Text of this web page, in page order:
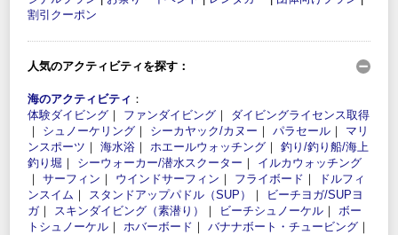
割引クーポン
人気のアクティビティを探す：
海のアクティビティ ：
体験ダイビング ｜ ファンダイビング ｜ ダイビングライセンス取得
｜ シュノーケリング ｜ シーカヤック/カヌー ｜ パラセール ｜ マリ
ンスポーツ ｜ 海水浴 ｜ ホエールウォッチング ｜ 釣り/釣り船/海上
釣り堀 ｜ シーウォーカー/潜水スクーター ｜ イルカウォッチング
｜ サーフィン ｜ ウインドサーフィン ｜ フライボード ｜
ドルフィ
ンスイム ｜ スタンドアップパドル（SUP） ｜
ビーチヨガ/SUPヨ
ガ｜ スキンダイビング（素潜り） ｜ ビーチシュノーケル ｜ ボー
トシュノーケル ｜ ホバーボード ｜ バナナボート・チュービング ｜